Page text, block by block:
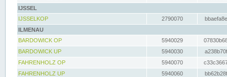
IJSSEL
IJSSELKOP
2790070
ILMENAU
BARDOWICK OP
5940029
BARDOWICK UP
5940030
FAHRENHOLZ OP
5940070
FAHRENHOLZ UP
5940060